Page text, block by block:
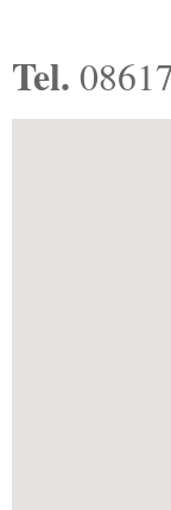
Tel.